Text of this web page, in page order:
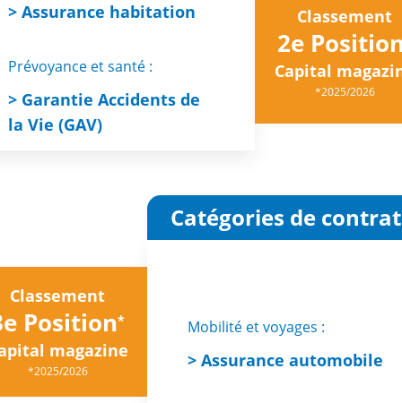
> Assurance habitation
Prévoyance et santé :
> Garantie Accidents de
la Vie (GAV)
Classement
2e
Capital
*2025/2026
Catégories de
Mobilité et voyages :
> Assurance automobile
Classement
Position*
magazine
*2025/2026